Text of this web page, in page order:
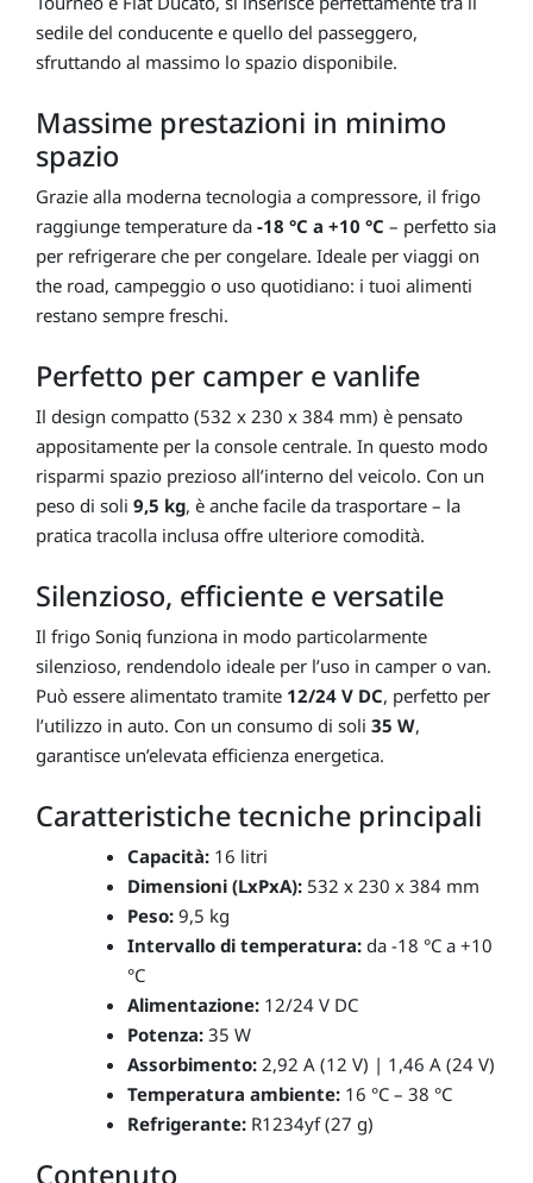
sedile del conducente e quello del passeggero,
sfruttando al massimo lo spazio disponibile.
Massime prestazioni in minimo
spazio
Grazie alla moderna tecnologia a compressore, il frigo
raggiunge temperature da -18 °C a +10 °C – perfetto sia
per refrigerare che per congelare. Ideale per viaggi on
the road, campeggio o uso quotidiano: i tuoi alimenti
restano sempre freschi.
Perfetto per camper e vanlife
Il design compatto (532 x 230 x 384 mm) è pensato
appositamente per la console centrale. In questo modo
risparmi spazio prezioso all’interno del veicolo. Con un
peso di soli 9,5 kg, è anche facile da trasportare – la
pratica tracolla inclusa offre ulteriore comodità.
Silenzioso, efficiente e versatile
Il frigo Soniq funziona in modo particolarmente
silenzioso, rendendolo ideale per l’uso in camper o van.
Può essere alimentato tramite 12/24 V DC, perfetto per
l’utilizzo in auto. Con un consumo di soli 35 W,
garantisce un’elevata efficienza energetica.
Caratteristiche tecniche principali
Capacità: 16 litri
Dimensioni (LxPxA): 532 x 230 x 384 mm
Peso: 9,5 kg
Intervallo di temperatura: da -18 °C a +10
°C
Alimentazione: 12/24 V DC
Potenza: 35 W
Assorbimento: 2,92 A (12 V) | 1,46 A (24 V)
Temperatura ambiente: 16 °C – 38 °C
Refrigerante: R1234yf (27 g)
Contenuto